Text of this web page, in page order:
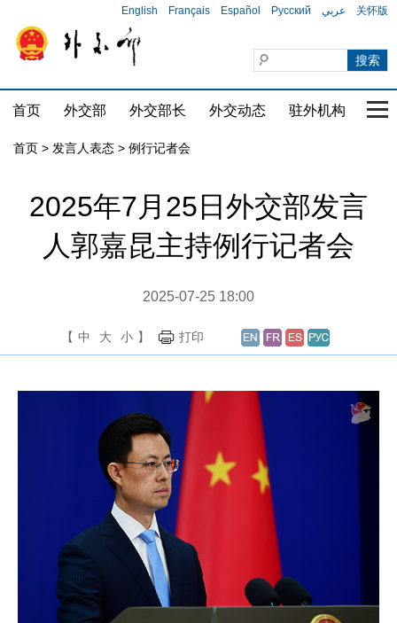
English Français Español Русский عربي 关怀版
首页 外交部 外交部长 外交动态 驻外机构 国
首页 > 发言人表态 > 例行记者会
2025年7月25日外交部发言
人郭嘉昆主持例行记者会
2025-07-25 18:00
【 中 大 小 】 打印